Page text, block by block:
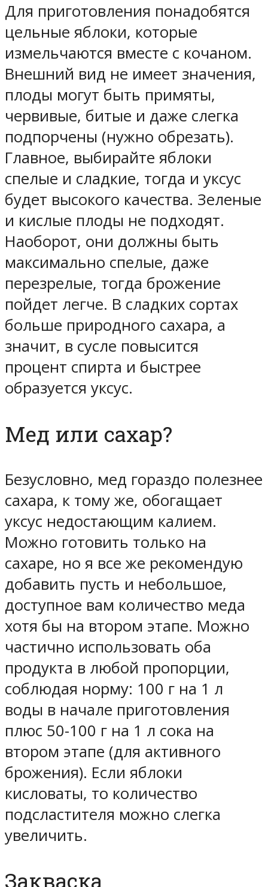
Для приготовления понадобятся
цельные яблоки, которые
измельчаются вместе с кочаном.
Внешний вид не имеет значения,
плоды могут быть примяты,
червивые, битые и даже слегка
подпорчены (нужно обрезать).
Главное, выбирайте яблоки
спелые и сладкие, тогда и уксус
будет высокого качества. Зеленые
и кислые плоды не подходят.
Наоборот, они должны быть
максимально спелые, даже
перезрелые, тогда брожение
пойдет легче. В сладких сортах
больше природного сахара, а
значит, в сусле повысится
процент спирта и быстрее
образуется уксус.
Мед или сахар?
Безусловно, мед гораздо полезнее
сахара, к тому же, обогащает
уксус недостающим калием.
Можно готовить только на
сахаре, но я все же рекомендую
добавить пусть и небольшое,
доступное вам количество меда
хотя бы на втором этапе. Можно
частично использовать оба
продукта в любой пропорции,
соблюдая норму: 100 г на 1 л
воды в начале приготовления
плюс 50-100 г на 1 л сока на
втором этапе (для активного
брожения). Если яблоки
кисловаты, то количество
подсластителя можно слегка
увеличить.
Закваска